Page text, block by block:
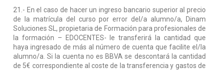
21.- En el caso de hacer un ingreso bancario superior al precio
de la matrícula del curso por error del/a alumno/a, Dinam
Soluciones SL, propietaria de Formación para profesionales de
la formación – EDOCENTES- le transferirá la cantidad que
haya ingresado de más al número de cuenta que facilite el/la
alumno/a. Si la cuenta no es BBVA se descontará la cantidad
de 5€ correspondiente al coste de la transferencia y gastos de